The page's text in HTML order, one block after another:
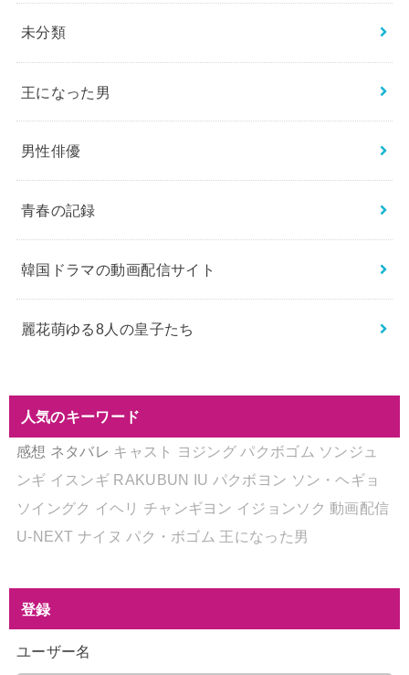
未分類
王になった男
男性俳優
青春の記録
韓国ドラマの動画配信サイト
麗花萌ゆる8人の皇子たち
人気のキーワード
感想 ネタバレ キャスト ヨジング パクボゴム ソンジュ
ンギ イスンギ RAKUBUN IU パクボヨン ソン・ヘギョ
ソイングク イヘリ チャンギヨン イジョンソク 動画配信
U-NEXT ナイヌ パク・ボゴム 王になった男
登録
ユーザー名